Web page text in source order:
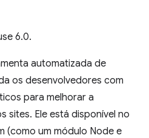
6.0.
automatizada de
os desenvolvedores com
para melhorar a
sites. Ele está disponível no
(como um módulo Node e